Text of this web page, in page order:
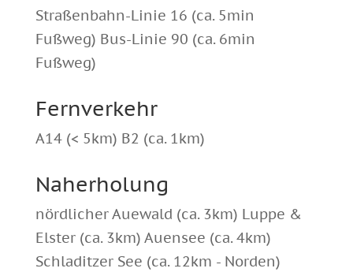
Straßenbahn-Linie 16 (ca. 5min
Fußweg) Bus-Linie 90 (ca. 6min
Fußweg)
Fernverkehr
A14 (< 5km) B2 (ca. 1km)
Naherholung
nördlicher Auewald (ca. 3km) Luppe &
Elster (ca. 3km) Auensee (ca. 4km)
Schladitzer See (ca. 12km - Norden)